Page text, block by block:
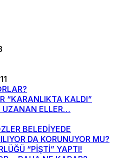
“KARANLIKTA KALDI”
UZANAN ELLER…
BELEDİYEDE
DA KORUNUYOR MU?
“PİŞTİ” YAPTI!